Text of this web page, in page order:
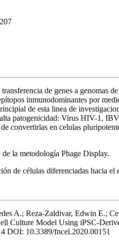
de genes a
inmunodominantes por
de esta linea de
patogenicidad: Virus HIV-1,
convertirlas en celulas
la metodología Phage Display.
de células diferenciadas hacia
A.; Reza-Zaldivar, Edwin E.;
Culture Model Using iPSC-
DOI: 10.3389/fncel.2020.00151